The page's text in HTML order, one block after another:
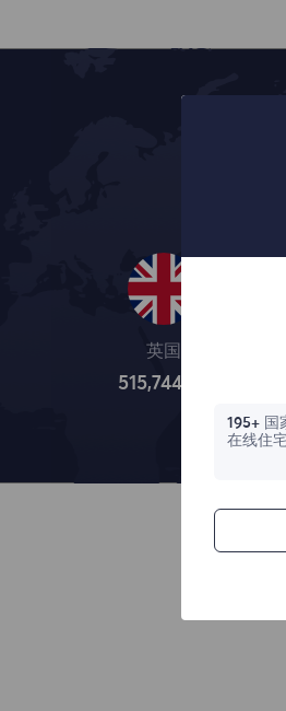
英国
515,745
195+ 国
在线住